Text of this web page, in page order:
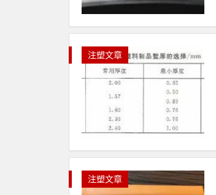
注塑文章
注塑文章